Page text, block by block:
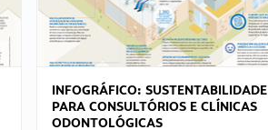
INFOGRÁFICO: SUSTENTABILIDADE
PARA CONSULTÓRIOS E CLÍNICAS
ODONTOLÓGICAS